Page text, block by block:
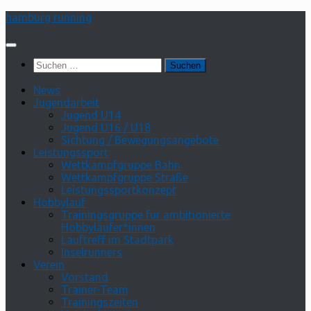
Zum
springen
hamburg running
Suchen
nach:
News
Jugendarbeit
Jugend U14
Jugend U16 / U18
Sichtung / Bewegungsangebote
Leistungssport
Wettkampfgruppe Bahn
Wettkampfgruppe Straße
Leistungssportkonzept
Hobbylauf
Trainingsgruppe für ambitionierte
Hobbyläufer*innen
Lauftreff im Stadtpark
Inselrunners
Verein
Vorstand
Trainer-Team
Trainingszeiten